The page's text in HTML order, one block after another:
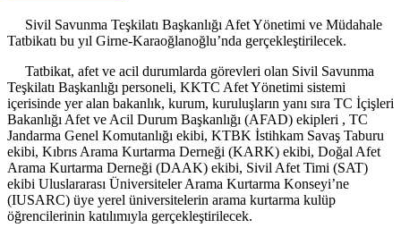
Sivil Savunma Teşkilatı Başkanlığı Afet Yönetimi ve Müdahale
Tatbikatı bu yıl Girne-Karaoğlanoğlu’nda gerçekleştirilecek.
Tatbikat, afet ve acil durumlarda görevleri olan Sivil Savunma
Teşkilatı Başkanlığı personeli, KKTC Afet Yönetimi sistemi
içerisinde yer alan bakanlık, kurum, kuruluşların yanı sıra TC İçişleri
Bakanlığı Afet ve Acil Durum Başkanlığı (AFAD) ekipleri , TC
Jandarma Genel Komutanlığı ekibi, KTBK İstihkam Savaş Taburu
ekibi, Kıbrıs Arama Kurtarma Derneği (KARK) ekibi, Doğal Afet
Arama Kurtarma Derneği (DAAK) ekibi, Sivil Afet Timi (SAT)
ekibi Uluslararası Üniversiteler Arama Kurtarma Konseyi’ne
(IUSARC) üye yerel üniversitelerin arama kurtarma kulüp
öğrencilerinin katılımıyla gerçekleştirilecek.